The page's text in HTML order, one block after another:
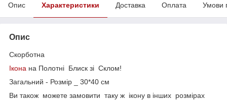
Опис Характеристики Доставка Оплата Умови
Опис
Скорботна
Ікона на Полотні Блиск зі Склом!
Загальний - Розмір _ 30*40 см
Ви також можете замовити таку ж ікону в інших розмірах